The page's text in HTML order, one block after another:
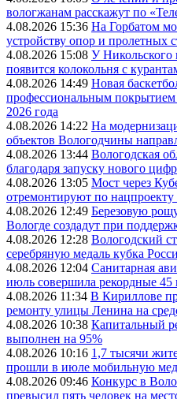
вологжанам расскажут по
4.08.2026 15:36 На Горбатом
устройству опор и пролетных
4.08.2026 15:08 У Никольского
появится колокольня с
4.08.2026 14:49 Новая
профессиональным
2026 года
4.08.2026 14:22 На
объектов Вологодчины
4.08.2026 13:44 Вологодская
благодаря запуску нового
4.08.2026 13:05 Мост через
отремонтируют по
4.08.2026 12:49 Березовую
Вологде создадут при
4.08.2026 12:28 Вологодский
серебряную медаль кубка
4.08.2026 12:04 Санитарная
июль совершила рекордные 45
4.08.2026 11:34 В Кириллове
ремонту улицы Ленина на
4.08.2026 10:38 Капитальный
выполнен на 95%
4.08.2026 10:16 1,7 тысячи
прошли в июле мобильную
4.08.2026 09:46 Конкурс в
превысил пять человек на